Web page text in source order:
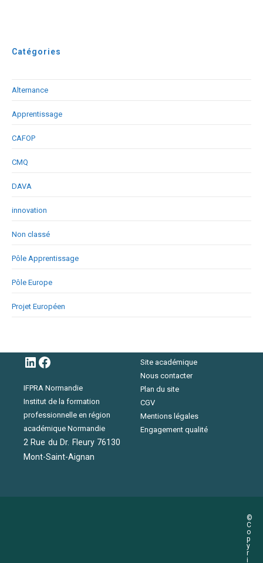
Catégories
Alternance
Apprentissage
CAFOP
CMQ
DAVA
innovation
Non classé
Pôle Apprentissage
Pôle Europe
Projet Européen
LinkedInFacebook
IFPRA Normandie
Institut de la formation
professionnelle en région
académique Normandie
2 Rue du Dr. Fleury 76130
Mont-Saint-Aignan
Site académique
Nous contacter
Plan du site
CGV
Mentions légales
Engagement qualité
©
C
o
p
y
r
i